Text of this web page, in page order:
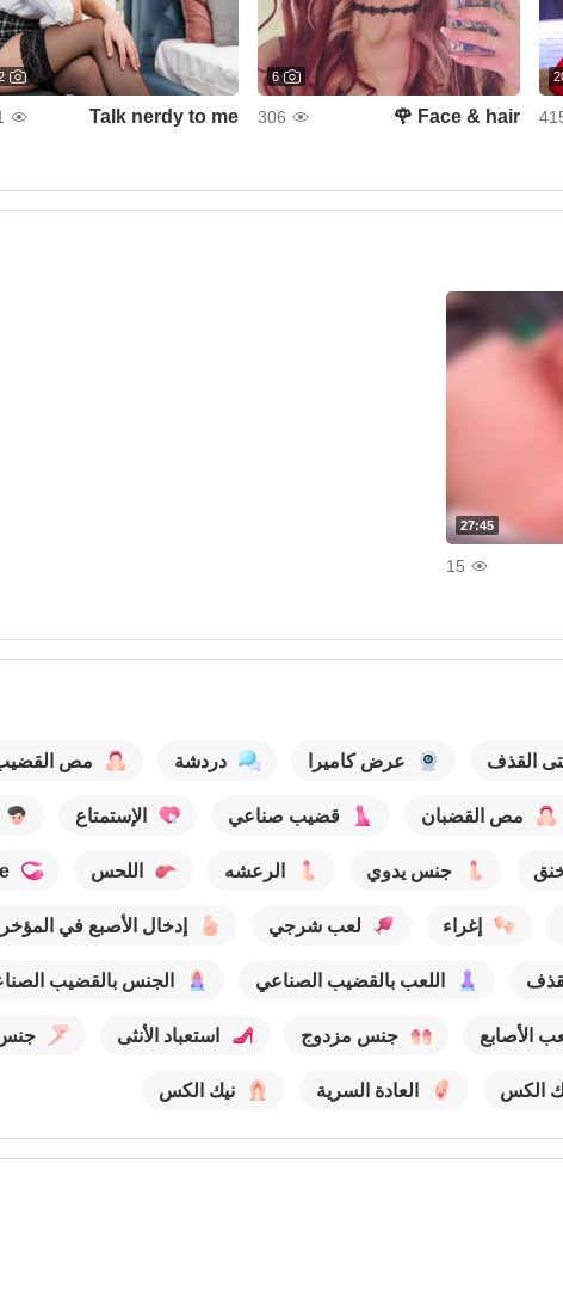
6
Face & hair 🌹
306
Talk nerdy to me
27:45
15
القذف عرض كاميرا دردشة مص
مص القضبان قضيب صناعي الإستمتاع
جنس يدوي الرعشه اللحس
إغراء لعب شرجي إدخال الأصبع في
اللعب بالقضيب الصناعي الجنس بالقضيب
الأصابع جنس مزدوج استعباد الأنثى جنس
الكس العادة السرية نيك الكس